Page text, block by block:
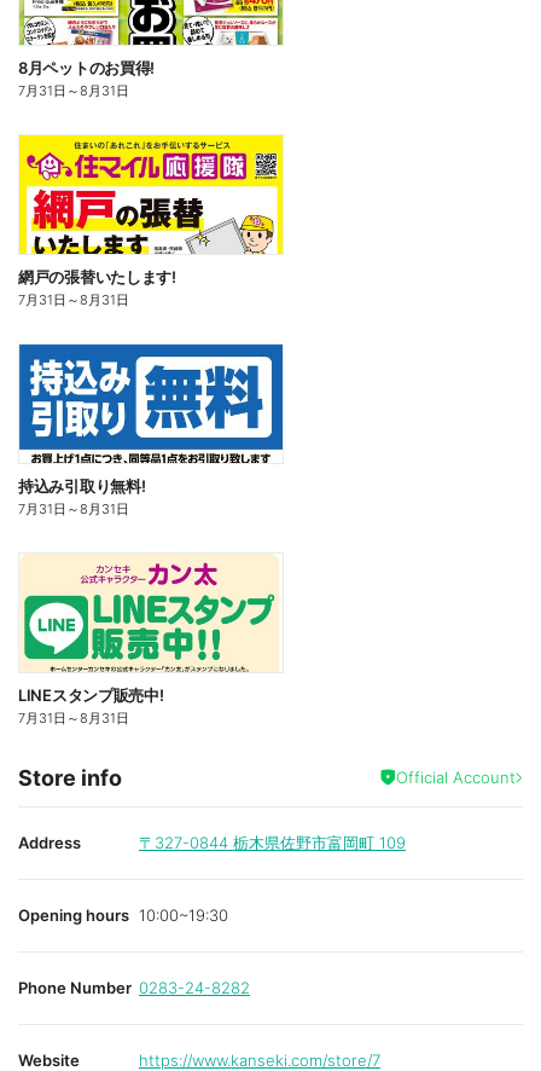
8月ペットのお買得!
7月31日 ～8月31日
網戸の張替いたします!
7月31日 ～8月31日
持込み引取り無料!
7月31日 ～8月31日
LINEスタンプ販売中!
7月31日 ～8月31日
Store info Official Account
Address 〒327-0844 栃木県佐野市富岡町 109
Opening hours 10:00~19:30
Phone Number 0283-24-8282
Website https://www.kanseki.com/store/7